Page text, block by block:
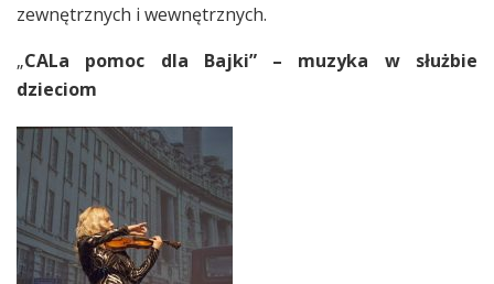
zewnętrznych i wewnętrznych.
„CALa pomoc dla Bajki” – muzyka w służbie
dzieciom